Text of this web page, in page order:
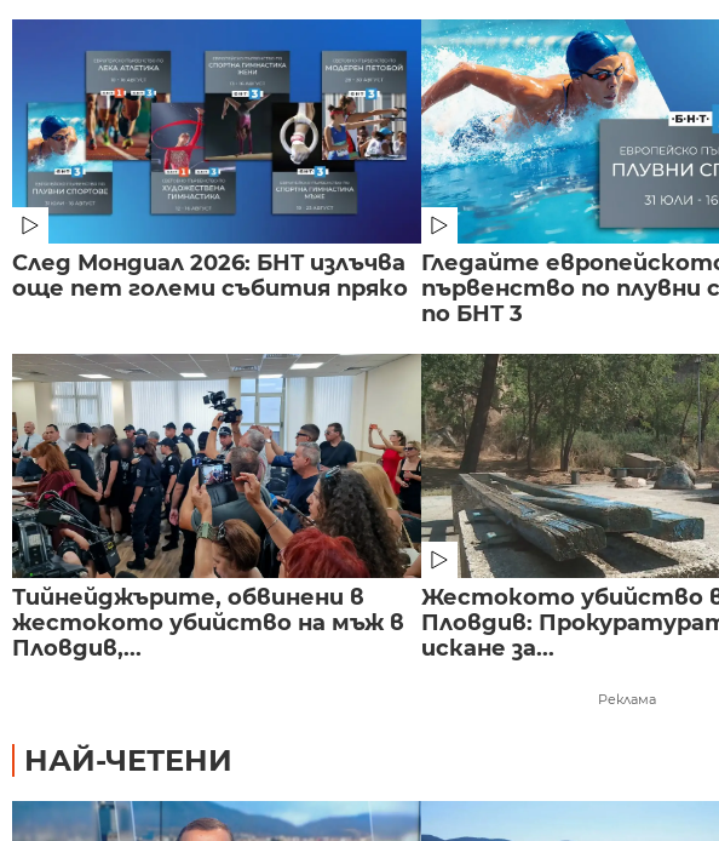
След Мондиал 2026: БНТ излъчва
още пет големи събития пряко
Гледайте
първенство по плувни
по БНТ 3
Тийнейджърите, обвинени в
жестокото убийство на мъж в
Пловдив,...
Жестокото убийство
Пловдив:
искане за...
Реклама
НАЙ-ЧЕТЕНИ